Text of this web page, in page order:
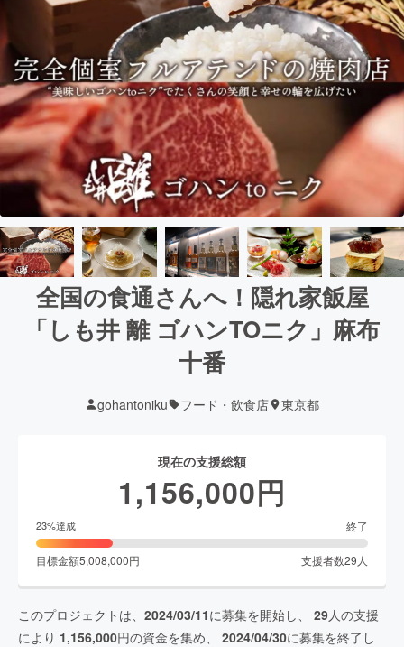
全国の食通さんへ！隠れ家飯屋
「しも井 離 ゴハンTOニク」麻布
十番
gohantoniku フード・飲食店 東京都
現在の支援総額
1,156,000円
23%達成 終了
目標金額5,008,000円 支援者数29 人
このプロジェクトは、 2024/03/11に募集を開始し、 29人の支援
により 1,156,000円の資金を集め、 2024/04/30に募集を終了し